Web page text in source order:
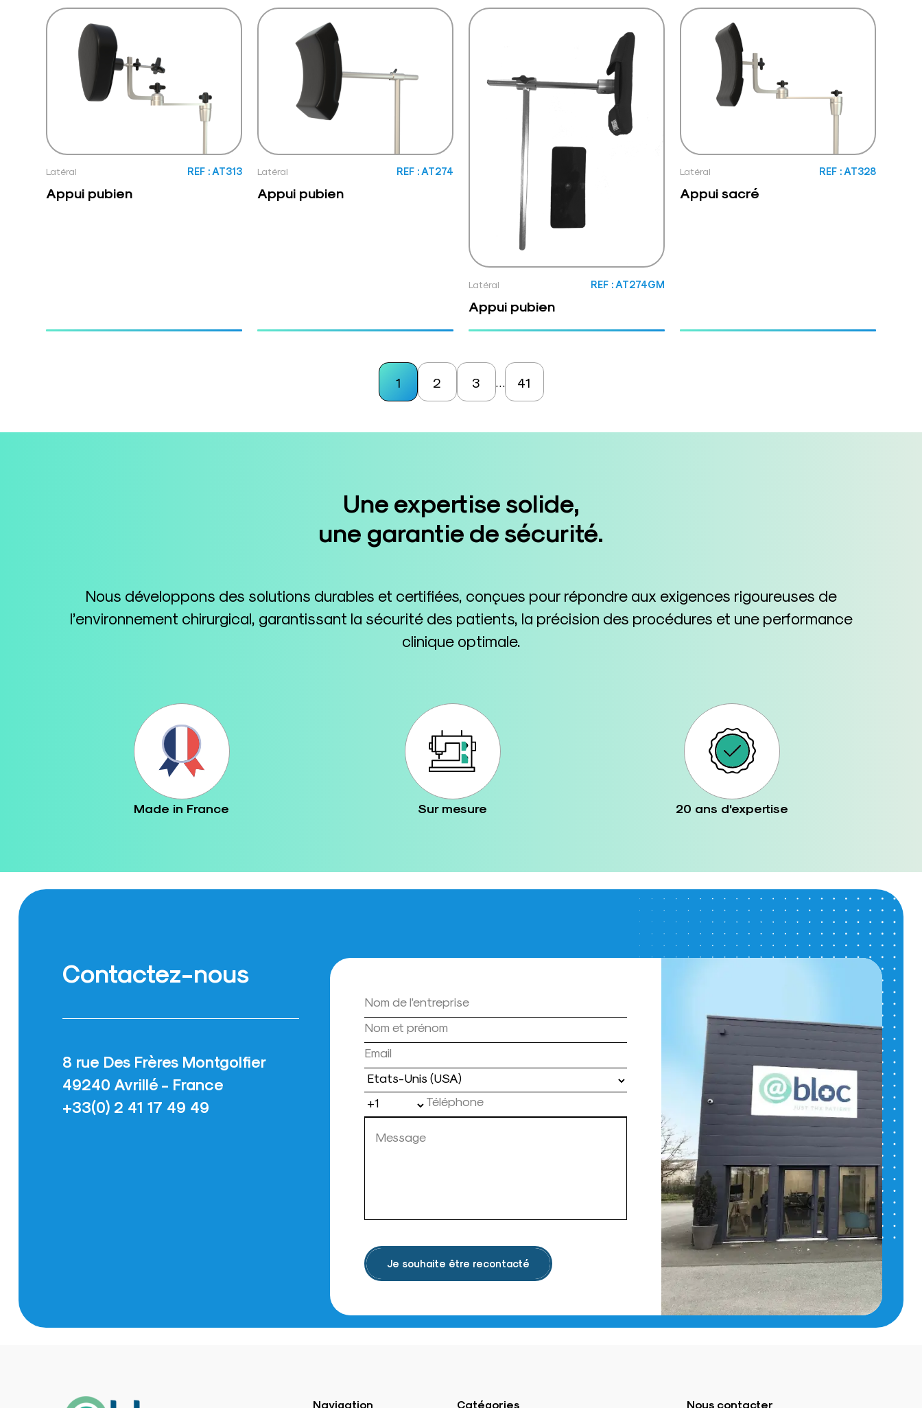
Latéral REF : AT313
Appui pubien
Latéral REF : AT274
Appui pubien
Latéral REF : AT274GM
Appui pubien
Latéral REF : AT328
Appui sacré
1 2 3 41
Une expertise solide,
une garantie de sécurité.
Nous développons des solutions durables et certifiées, conçues pour répondre aux exigences rigoureuses de
l’environnement chirurgical, garantissant la sécurité des patients, la précision des procédures et une performance
clinique optimale.
Made in France Sur mesure 20 ans d'expertise
Contactez-nous
8 rue Des Frères Montgolfier
49240 Avrillé - France
+33(0) 2 41 17 49 49
Pays
Je souhaite être recontacté
Navigation Catégories Nous contacter